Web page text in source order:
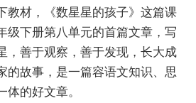
材，《数星星的孩子》这篇课
级下册第八单元的首篇文章，写
，善于观察，善于发现，长大成
的故事，是一篇容语文知识、思
体的好文章。